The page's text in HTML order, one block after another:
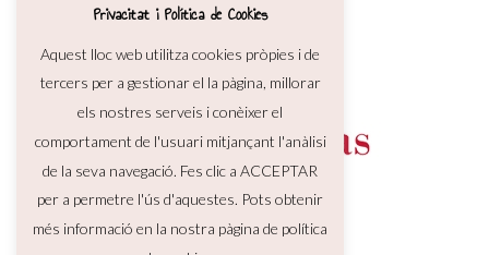
Privacitat i Política de Cookies
Aquest lloc web utilitza cookies pròpies i de
tercers per a gestionar el la pàgina, millorar
els nostres serveis i conèixer el
comportament de l'usuari mitjançant l'anàlisi
de la seva navegació. Fes clic a ACCEPTAR
per a permetre l'ús d'aquestes. Pots obtenir
més informació en la nostra pàgina de política